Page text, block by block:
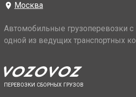
Москва
Автомобильные грузоперевозки
одной из ведущих транспортных
ПЕРЕВОЗКИ СБОРНЫХ ГРУЗОВ